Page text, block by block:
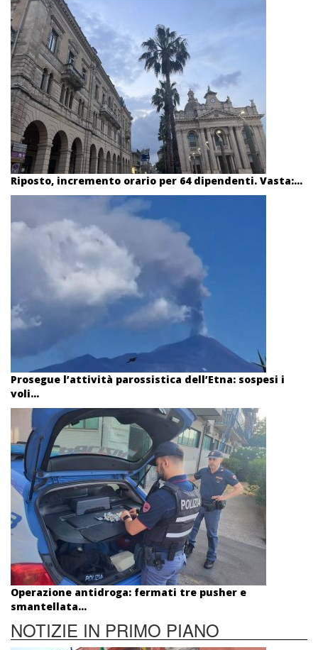
Riposto, incremento orario per 64 dipendenti. Vasta:...
Prosegue l’attività parossistica dell’Etna: sospesi i
voli...
Operazione antidroga: fermati tre pusher e
smantellata...
NOTIZIE IN PRIMO PIANO